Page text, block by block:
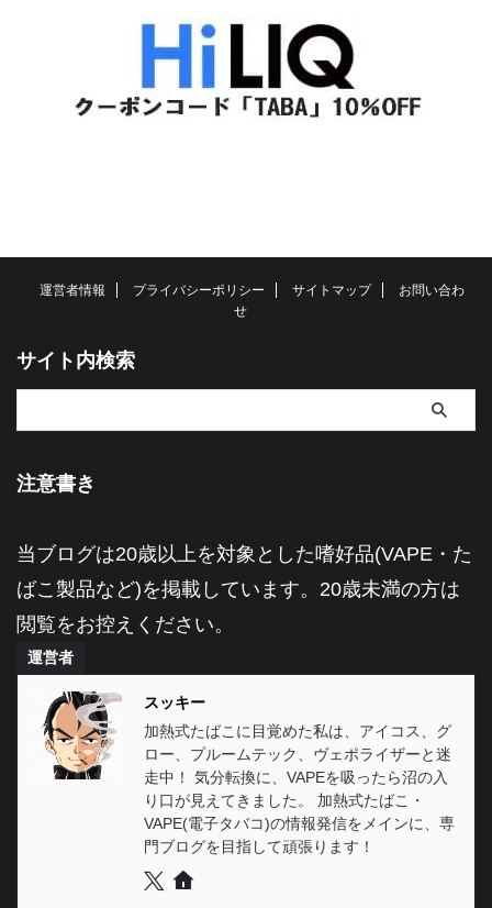
運営者情報 プライバシーポリシー サイトマップ
お問い合わ
せ
サイト内検索
注意書き
当ブログは20歳以上を対象とした嗜好品(VAPE・た
ばこ製品など)を掲載しています。20歳未満の方は
閲覧をお控えください。
運営者
スッキー
加熱式たばこに目覚めた私は、アイコス、グ
ロー、プルームテック、ヴェポライザーと迷
走中！ 気分転換に、VAPEを吸ったら沼の入
り口が見えてきました。 加熱式たばこ・
VAPE(電子タバコ)の情報発信をメインに、専
門ブログを目指して頑張ります！